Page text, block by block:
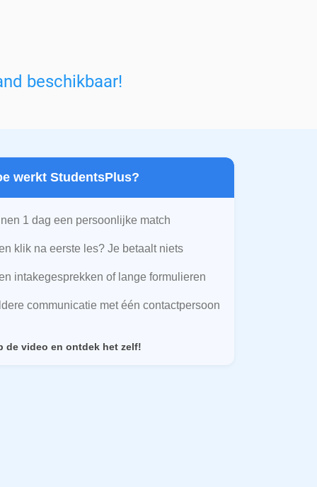
beschikbaar!
werkt StudentsPlus?
1 dag een persoonlijke match
klik na eerste les? Je betaalt niets
intakegesprekken of lange formulieren
communicatie met één contactpersoon
de video en ontdek het zelf!